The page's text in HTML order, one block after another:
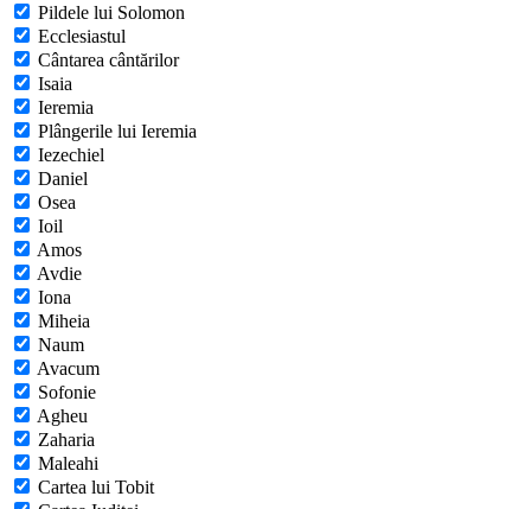
Pildele lui Solomon
Ecclesiastul
Cântarea cântărilor
Isaia
Ieremia
Plângerile lui Ieremia
Iezechiel
Daniel
Osea
Ioil
Amos
Avdie
Iona
Miheia
Naum
Avacum
Sofonie
Agheu
Zaharia
Maleahi
Cartea lui Tobit